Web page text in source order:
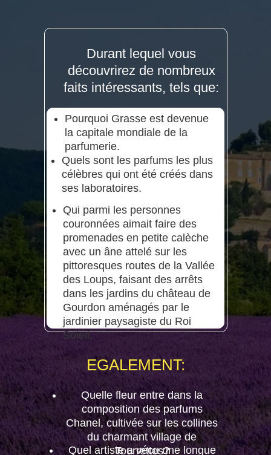
Pourquoi Grasse est devenue
la capitale mondiale de la
parfumerie.
Quels sont les parfums les plus
célèbres qui ont été créés dans
ses laboratoires.
Qui parmi les personnes
couronnées aimait faire des
promenades en petite calèche
avec un âne attelé sur les
pittoresques routes de la Vallée
des Loups, faisant des arrêts
dans les jardins du château de
Gourdon aménagés par le
jardinier paysagiste du Roi
Soleil.
Quelle fleur entre dans la
composition des parfums
Chanel, cultivée sur les collines
du charmant village de
Tourrettes?
Quel artiste a vécu une longue
EGALEMENT:
Durant lequel vous
découvrirez de nombreux
faits intéressants, tels que: